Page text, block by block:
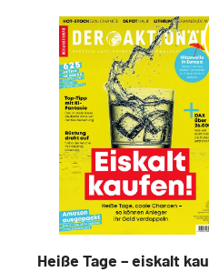
Heiße Tage – eiskalt